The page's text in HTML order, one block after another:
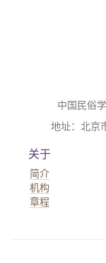
中国民俗
地址：北京
关于
简介
机构
章程